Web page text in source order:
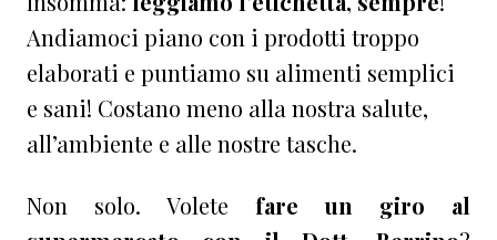
Andiamoci piano con i prodotti troppo
elaborati e puntiamo su alimenti semplici
e sani! Costano meno alla nostra salute,
all’ambiente e alle nostre tasche.
Non solo. Volete fare un giro al